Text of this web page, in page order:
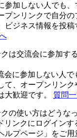
参加しない人でも、
プンリンクで自分の
ビジネス情報を投
は交流会に参加す
会に参加しない人で
て、オープンリン
大歓迎です。 質問
の使い方はどうな
リンクにログインす
ルプページ」をご